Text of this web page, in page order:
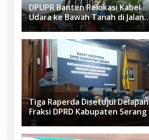
DPUPR Banten Relokasi Kabel
Udara ke Bawah Tanah di Jalan
Raden Fatah Ciledug
Tiga Raperda Disetujui Delapan
Fraksi DPRD Kabupaten Serang